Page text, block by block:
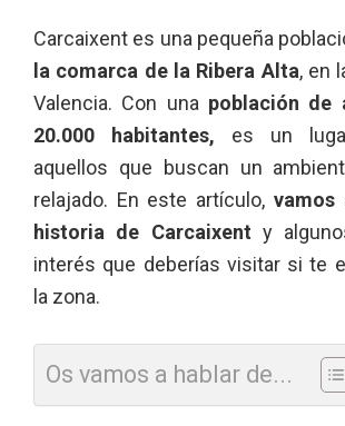
Carcaixent es una pequeña
la comarca de la Ribera Alta, en
Valencia. Con una población de
20.000 habitantes, es un
aquellos que buscan un
relajado. En este artículo, vamos
historia de Carcaixent y
interés que deberías visitar si te
la zona.
Os vamos a hablar de...